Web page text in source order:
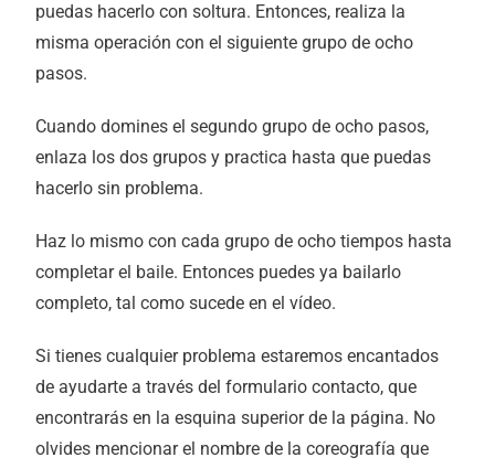
puedas hacerlo con soltura. Entonces, realiza la
misma operación con el siguiente grupo de ocho
pasos.
Cuando domines el segundo grupo de ocho pasos,
enlaza los dos grupos y practica hasta que puedas
hacerlo sin problema.
Haz lo mismo con cada grupo de ocho tiempos hasta
completar el baile. Entonces puedes ya bailarlo
completo, tal como sucede en el vídeo.
Si tienes cualquier problema estaremos encantados
de ayudarte a través del formulario contacto, que
encontrarás en la esquina superior de la página. No
olvides mencionar el nombre de la coreografía que